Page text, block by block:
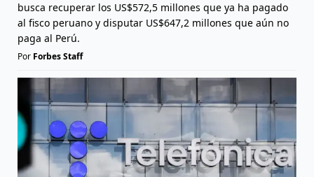
busca recuperar los US$572,5 millones que ya ha pagado
al fisco peruano y disputar US$647,2 millones que aún no
paga al Perú.
Por Forbes Staff